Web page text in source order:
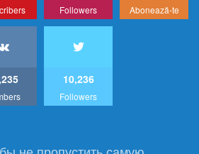
Followers Abonează-te
10,236
Followers